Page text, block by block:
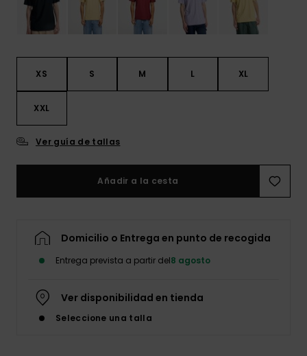
XS S M L XL
XXL
Ver guía de tallas
Añadir a la cesta
Domicilio o Entrega en punto de recogida
Entrega prevista a partir del8 agosto
Ver disponibilidad en tienda
Seleccione una talla